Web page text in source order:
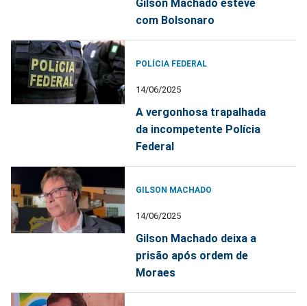
Gilson Machado esteve
com Bolsonaro
POLÍCIA FEDERAL
14/06/2025
A vergonhosa trapalhada
da incompetente Polícia
Federal
GILSON MACHADO
14/06/2025
Gilson Machado deixa a
prisão após ordem de
Moraes